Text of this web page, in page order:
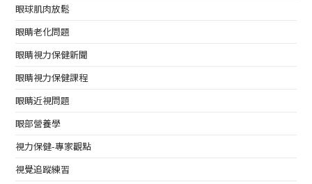
眼球肌肉放鬆
眼睛老化問題
眼睛視力保健新聞
眼睛視力保健課程
眼睛近視問題
眼部營養學
視力保健-專家觀點
視覺追蹤練習